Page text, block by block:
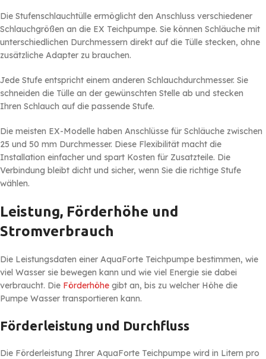
Die Stufenschlauchtülle ermöglicht den Anschluss verschiedener
Schlauchgrößen an die EX Teichpumpe. Sie können Schläuche mit
unterschiedlichen Durchmessern direkt auf die Tülle stecken, ohne
zusätzliche Adapter zu brauchen.
Jede Stufe entspricht einem anderen Schlauchdurchmesser. Sie
schneiden die Tülle an der gewünschten Stelle ab und stecken
Ihren Schlauch auf die passende Stufe.
Die meisten EX-Modelle haben Anschlüsse für Schläuche zwischen
25 und 50 mm Durchmesser. Diese Flexibilität macht die
Installation einfacher und spart Kosten für Zusatzteile. Die
Verbindung bleibt dicht und sicher, wenn Sie die richtige Stufe
wählen.
Leistung, Förderhöhe und
Stromverbrauch
Die Leistungsdaten einer AquaForte Teichpumpe bestimmen, wie
viel Wasser sie bewegen kann und wie viel Energie sie dabei
verbraucht. Die Förderhöhe gibt an, bis zu welcher Höhe die
Pumpe Wasser transportieren kann.
Förderleistung und Durchfluss
Die Förderleistung Ihrer AquaForte Teichpumpe wird in Litern pro